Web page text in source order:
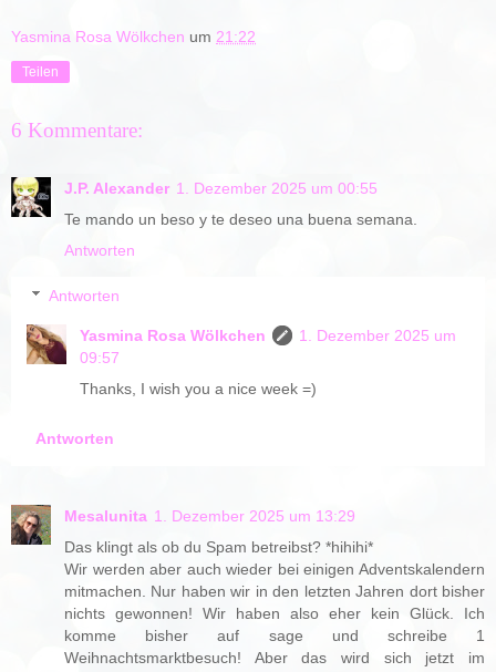
Yasmina Rosa Wölkchen um 21:22
Teilen
6 Kommentare:
J.P. Alexander 1. Dezember 2025 um 00:55
Te mando un beso y te deseo una buena semana.
Antworten
Antworten
Yasmina Rosa Wölkchen
1. Dezember 2025 um
09:57
Thanks, I wish you a nice week =)
Antworten
Mesalunita 1. Dezember 2025 um 13:29
Das klingt als ob du Spam betreibst? *hihihi*
Wir werden aber auch wieder bei einigen Adventskalendern
mitmachen. Nur haben wir in den letzten Jahren dort bisher
nichts gewonnen! Wir haben also eher kein Glück. Ich
komme bisher auf sage und schreibe 1
Weihnachtsmarktbesuch! Aber das wird sich jetzt im